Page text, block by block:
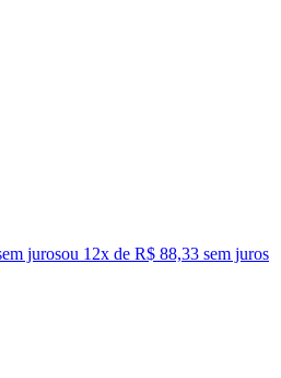
jurosou 12x de R$ 88,33 sem juros